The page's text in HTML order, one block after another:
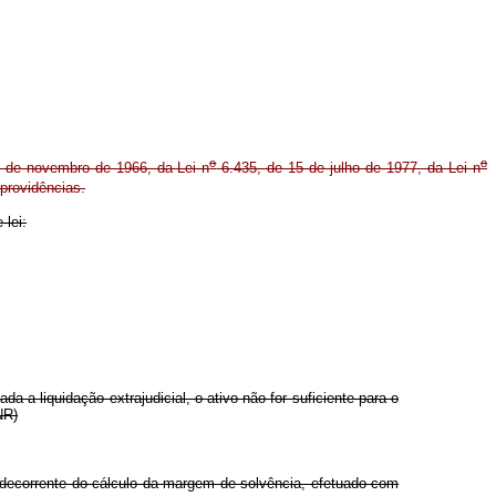
novembro de 1966, da Lei no6.435, de 15 de julho de 1977, da Lei no
lei:
a liquidação extrajudicial, o ativo não for suficiente para o
do cálculo da margem de solvência, efetuado com